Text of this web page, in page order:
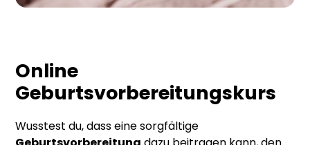
Online
Geburtsvorbereitungskurs
Wusstest du, dass eine sorgfältige